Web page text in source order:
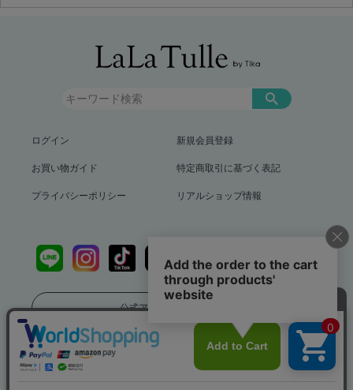
ログイン 新規会員登録
お買い物ガイド 特定商取引に基づく表記
プライバシーポリシー リアルショップ情報
公式アプリをダウンロード
送料799円（沖縄、離島を除く）12,000円以上で送料無料